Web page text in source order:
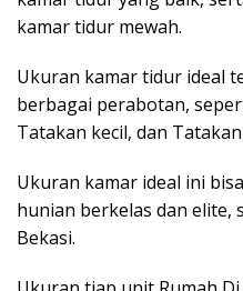
kamar tidur mewah.
Ukuran kamar tidur ideal
berbagai perabotan,
Tatakan kecil, dan
Ukuran kamar ideal ini
hunian berkelas dan elite,
Bekasi.